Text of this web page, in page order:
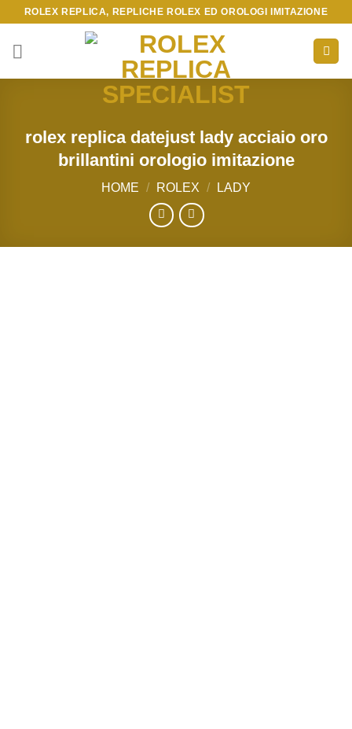
content
ROLEX REPLICA, REPLICHE ROLEX ED OROLOGI IMITAZIONE
rolex replica datejust lady acciaio oro
brillantini orologio imitazione
HOME / ROLEX / LADY